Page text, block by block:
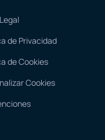
de Privacidad
de Cookies
Cookies